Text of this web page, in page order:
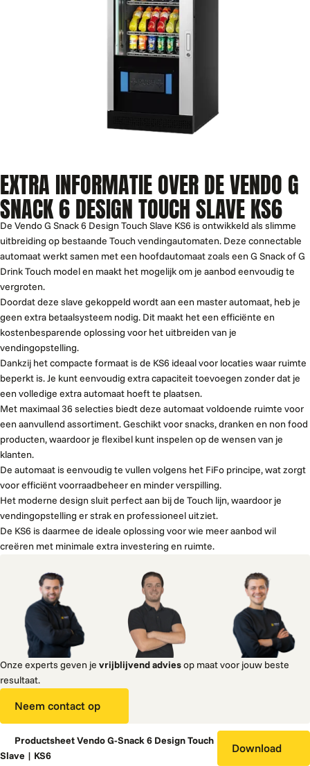
EXTRA INFORMATIE OVER DE VENDO G
SNACK 6 DESIGN TOUCH SLAVE KS6
De Vendo G Snack 6 Design Touch Slave KS6 is ontwikkeld als slimme
uitbreiding op bestaande Touch vendingautomaten. Deze connectable
automaat werkt samen met een hoofdautomaat zoals een G Snack of G
Drink Touch model en maakt het mogelijk om je aanbod eenvoudig te
vergroten.
Doordat deze slave gekoppeld wordt aan een master automaat, heb je
geen extra betaalsysteem nodig. Dit maakt het een efficiënte en
kostenbesparende oplossing voor het uitbreiden van je
vendingopstelling.
Dankzij het compacte formaat is de KS6 ideaal voor locaties waar ruimte
beperkt is. Je kunt eenvoudig extra capaciteit toevoegen zonder dat je
een volledige extra automaat hoeft te plaatsen.
Met maximaal 36 selecties biedt deze automaat voldoende ruimte voor
een aanvullend assortiment. Geschikt voor snacks, dranken en non food
producten, waardoor je flexibel kunt inspelen op de wensen van je
klanten.
De automaat is eenvoudig te vullen volgens het FiFo principe, wat zorgt
voor efficiënt voorraadbeheer en minder verspilling.
Het moderne design sluit perfect aan bij de Touch lijn, waardoor je
vendingopstelling er strak en professioneel uitziet.
De KS6 is daarmee de ideale oplossing voor wie meer aanbod wil
creëren met minimale extra investering en ruimte.
Onze experts geven je vrijblijvend adviesop maat voor jouw beste
resultaat.
Neem contact op
Productsheet Vendo G-Snack 6 Design Touch
Slave | KS6
Download